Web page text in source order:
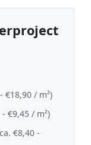
€18,90 / m²)
€9,45 / m²)
€8,40 -